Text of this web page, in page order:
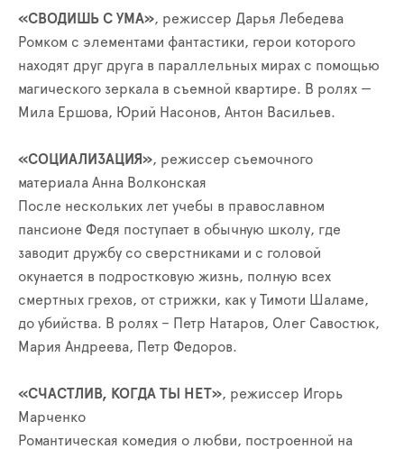
«СВОДИШЬ С УМА», режиссер Дарья Лебедева
Ромком с элементами фантастики, герои которого
находят друг друга в параллельных мирах с помощью
магического зеркала в съемной квартире. В ролях —
Мила Ершова, Юрий Насонов, Антон Васильев.
«СОЦИАЛИЗАЦИЯ», режиссер съемочного
материала Анна Волконская
После нескольких лет учебы в православном
пансионе Федя поступает в обычную школу, где
заводит дружбу со сверстниками и с головой
окунается в подростковую жизнь, полную всех
смертных грехов, от стрижки, как у Тимоти Шаламе,
до убийства. В ролях – Петр Натаров, Олег Савостюк,
Мария Андреева, Петр Федоров.
«СЧАСТЛИВ, КОГДА ТЫ НЕТ», режиссер Игорь
Марченко
Романтическая комедия о любви, построенной на